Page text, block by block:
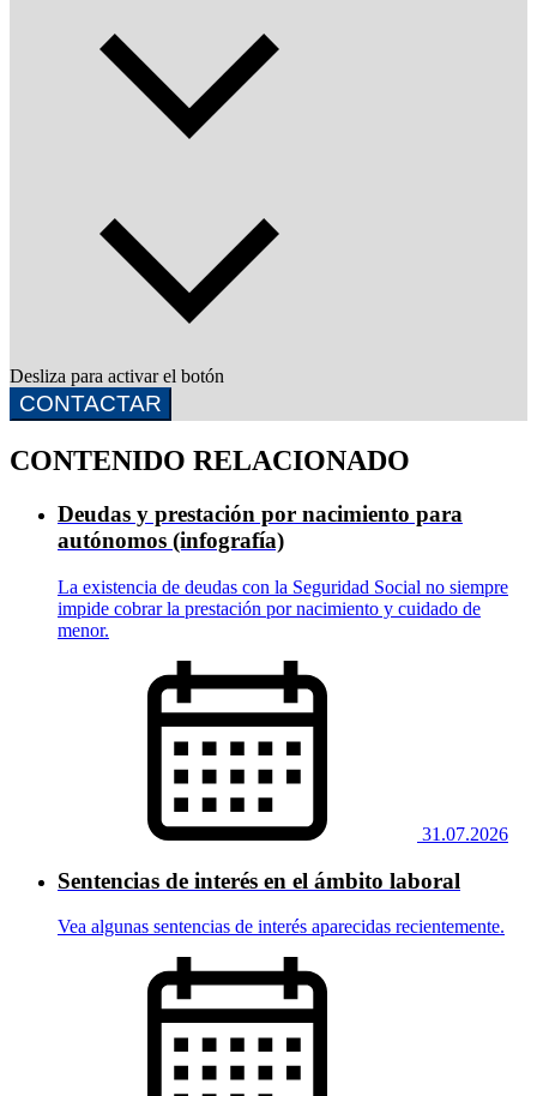
Desliza para activar el botón
CONTACTAR
CONTENIDO RELACIONADO
Deudas y prestación por nacimiento para
autónomos (infografía)
La existencia de deudas con la Seguridad Social no siempre
impide cobrar la prestación por nacimiento y cuidado de
menor.
31.07.2026
Sentencias de interés en el ámbito laboral
Vea algunas sentencias de interés aparecidas recientemente.